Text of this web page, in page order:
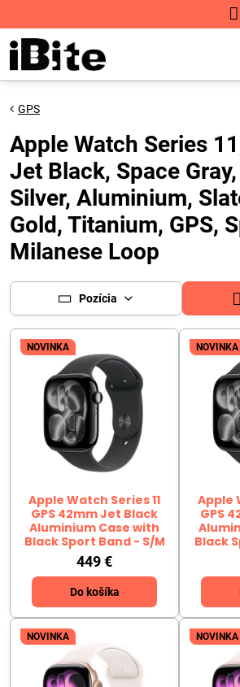
GPS
Apple Watch Series
Jet Black, Space
Silver, Aluminium,
Gold, Titanium, GPS,
Milanese Loop
Pozícia
NOVINKA
Apple Watch Series 11
GPS 42mm Jet Black
Aluminium Case with
Black Sport Band - S/M
449 €
Do košíka
NOVINKA
Apple
GPS
Black
NOVINKA NOVINKA